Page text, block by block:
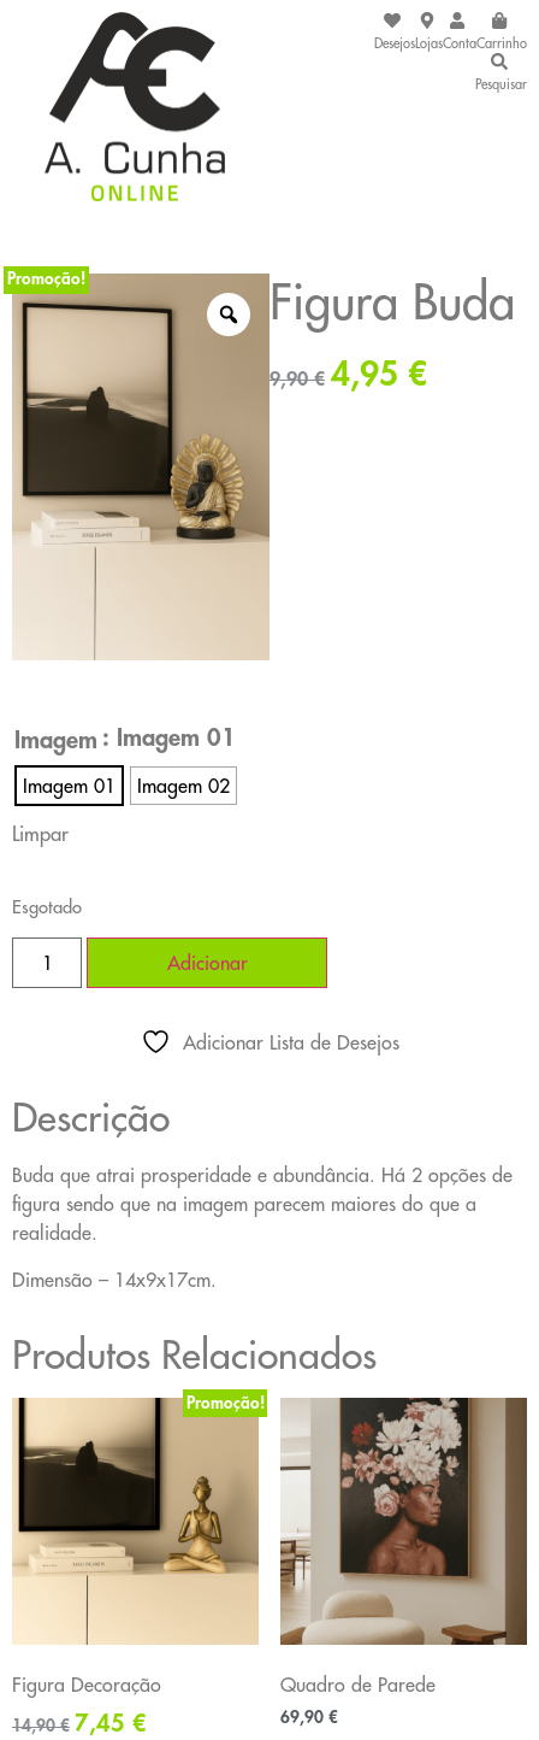
DesejosLojasContaCarrinho
Pesquisar
Promoção! Figura Buda
9,90€ 4,95 €
Imagem : Imagem 01
Imagem 01 Imagem 02
Limpar
Esgotado
Adicionar
Adicionar Lista de Desejos
Descrição
Buda que atrai prosperidade e abundância. Há 2 opções de
figura sendo que na imagem parecem maiores do que a
realidade.
Dimensão – 14x9x17cm.
Produtos Relacionados
Promoção!
Figura Decoração
14,90€ 7,45 €
Quadro de Parede
69,90 €